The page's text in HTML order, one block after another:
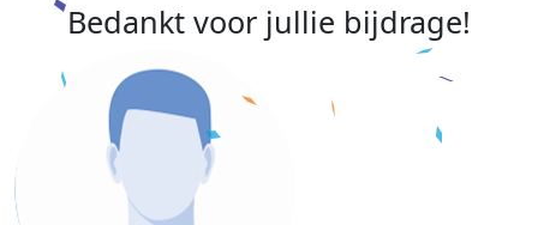
Bedankt voor jullie bijdrage!